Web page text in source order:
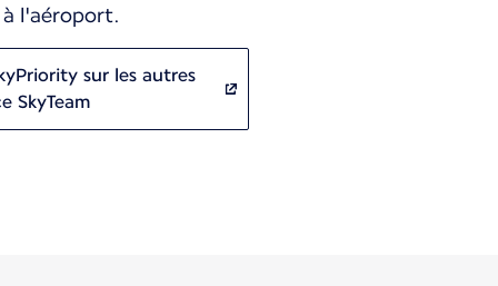
l'aéroport.
sur les autres
SkyTeam